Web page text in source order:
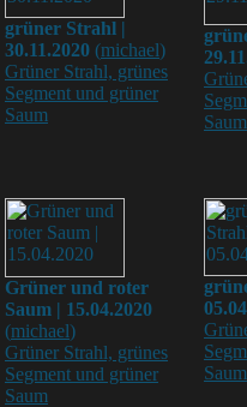
grüner Strahl |
30.11.2020 (michael)
Grüner Strahl, grünes
Segment und grüner
Saum
Saum
Grüner und roter
Saum | 15.04.2020
(michael)
Grüner Strahl, grünes
Segment und grüner
Saum
Saum